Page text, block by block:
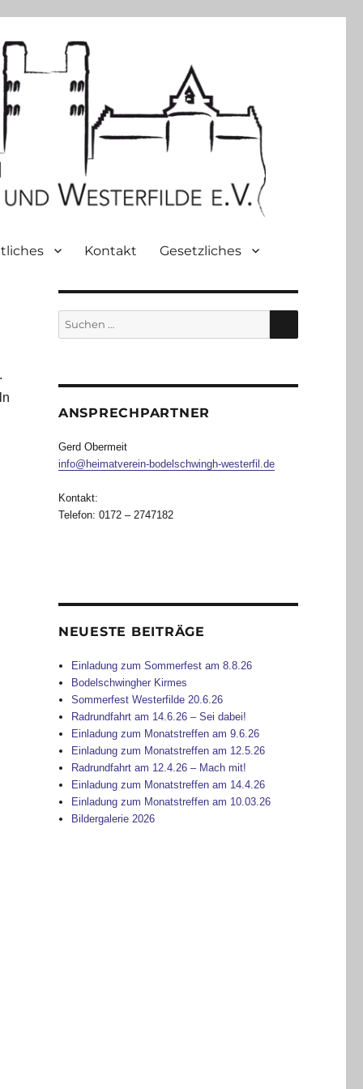
Kontakt Gesetzliches
Suche
nach:
SUCHEN
ANSPRECHPARTNER
Gerd Obermeit
info@heimatverein-bodelschwingh-westerfil.de
Kontakt:
Telefon: 0172 – 2747182
NEUESTE BEITRÄGE
Einladung zum Sommerfest am 8.8.26
Bodelschwingher Kirmes
Sommerfest Westerfilde 20.6.26
Radrundfahrt am 14.6.26 – Sei dabei!
Einladung zum Monatstreffen am 9.6.26
Einladung zum Monatstreffen am 12.5.26
Radrundfahrt am 12.4.26 – Mach mit!
Einladung zum Monatstreffen am 14.4.26
Einladung zum Monatstreffen am 10.03.26
Bildergalerie 2026